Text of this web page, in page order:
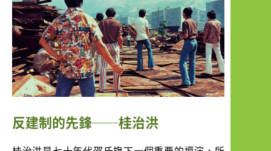
反建制的先鋒──桂治洪